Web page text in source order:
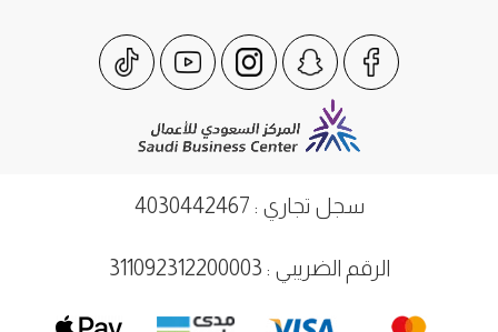
سجل تجاري : 4030442467
الرقم الضريبي : 311092312200003